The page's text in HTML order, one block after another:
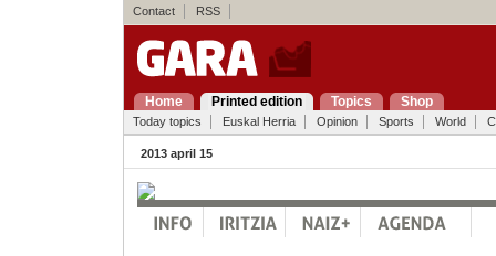
Contact RSS
Home Printed edition Topics Shop
Today topics Euskal Herria Opinion Sports World
2013 april 15